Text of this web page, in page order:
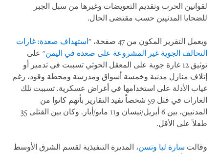
لقوانين الحرب وتقديم التعويضات وغيرها من سبل الجبر
للضحايا المدنيين حسب مقتضى الحال.
ويعمل التقرير المكون من 47 صفحة، "
استهداف صعدة: غارات
التحالف الجوية غير المشروعة على صعدة في اليمن" على
توثيق 12 غارة جوية على المعقل الحوثي تسببت في تدمير أو
إتلاف منازل مدنية وخمسة أسواق ومدرسة ومحطة وقود، رغم
غياب الأدلة على استخدامها في أغراض عسكرية. تسببت تلك
الغارات في قتل 59 شخصاً تفيد التقارير بأنهم كانوا من
المدنيين، بين 6 أبريل/نيسان و11 مايو/أيار. وكان بين القتلى 35
طفلاً على الأقل.
وقالت سارة ليا وتسن، المديرة التنفيذية لقسم الشرق الأوسط